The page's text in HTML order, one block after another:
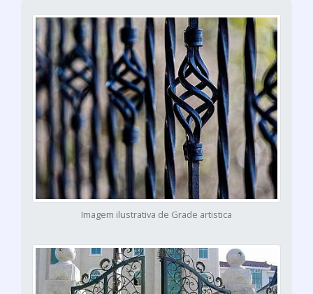
Imagem ilustrativa de Grade artistica